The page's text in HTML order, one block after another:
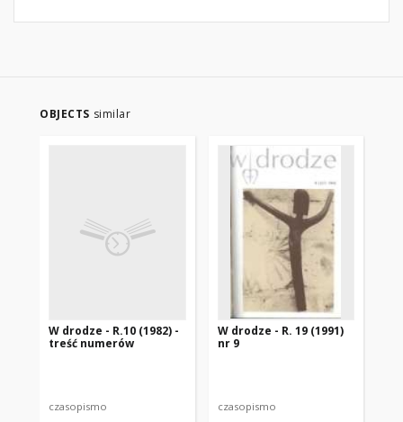
OBJECTS similar
W drodze - R.10 (1982) -
treść numerów
czasopismo
W drodze - R. 19 (1991)
nr 9
czasopismo